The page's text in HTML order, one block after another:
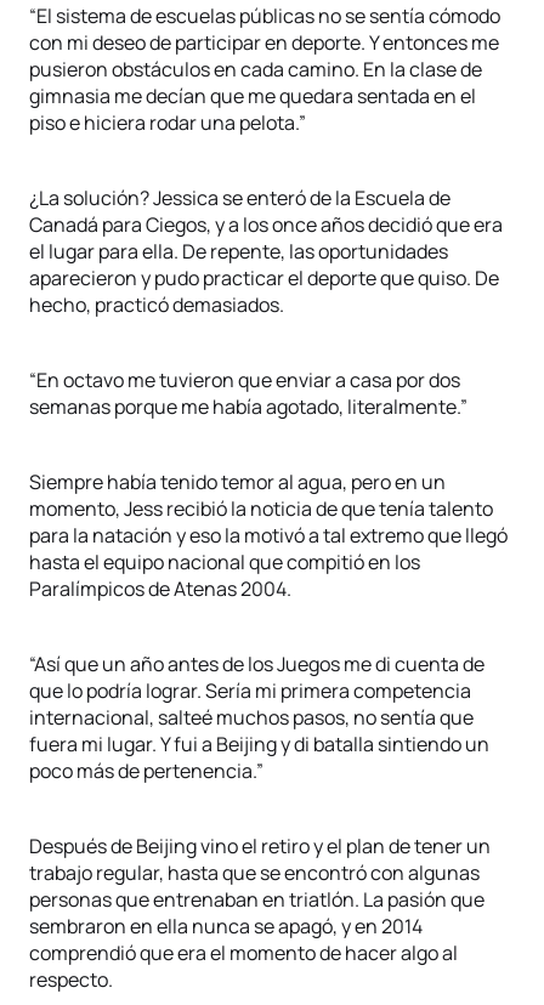
“El sistema de escuelas públicas no se sentía cómodo
con mi deseo de participar en deporte. Y entonces me
pusieron obstáculos en cada camino. En la clase de
gimnasia me decían que me quedara sentada en el
piso e hiciera rodar una pelota.”
¿La solución? Jessica se enteró de la Escuela de
Canadá para Ciegos, y a los once años decidió que era
el lugar para ella. De repente, las oportunidades
aparecieron y pudo practicar el deporte que quiso. De
hecho, practicó demasiados.
“En octavo me tuvieron que enviar a casa por dos
semanas porque me había agotado, literalmente.”
Siempre había tenido temor al agua, pero en un
momento, Jess recibió la noticia de que tenía talento
para la natación y eso la motivó a tal extremo que llegó
hasta el equipo nacional que compitió en los
Paralímpicos de Atenas 2004.
“Así que un año antes de los Juegos me di cuenta de
que lo podría lograr. Sería mi primera competencia
internacional, salteé muchos pasos, no sentía que
fuera mi lugar. Y fui a Beijing y di batalla sintiendo un
poco más de pertenencia.”
Después de Beijing vino el retiro y el plan de tener un
trabajo regular, hasta que se encontró con algunas
personas que entrenaban en triatlón. La pasión que
sembraron en ella nunca se apagó, y en 2014
comprendió que era el momento de hacer algo al
respecto.